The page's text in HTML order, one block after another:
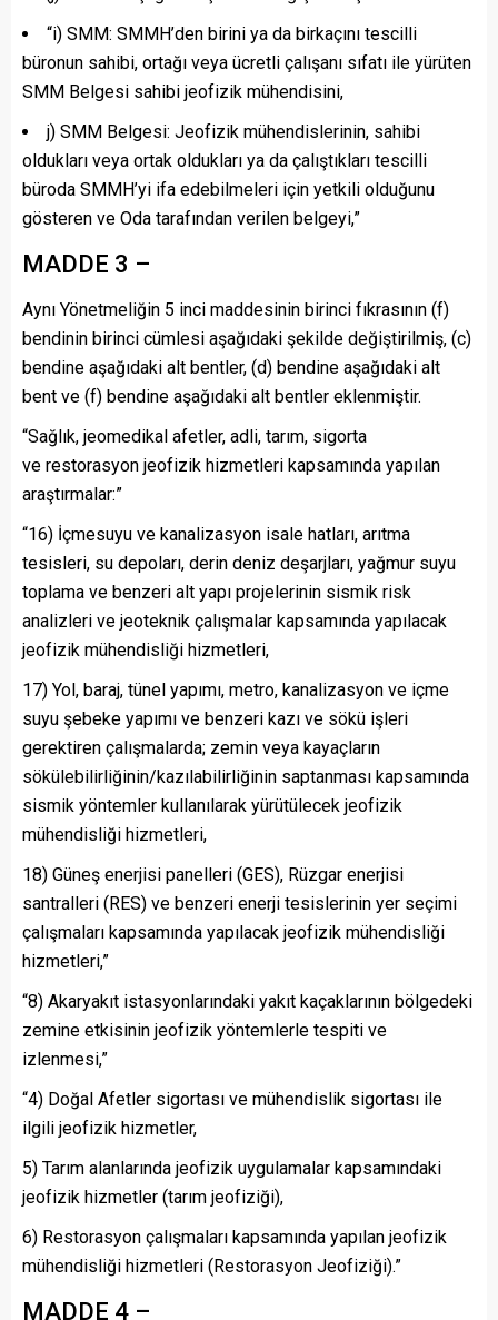
“i) SMM: SMMH’den birini ya da birkaçını tescilli
büronun sahibi, ortağı veya ücretli çalışanı sıfatı ile yürüten
SMM Belgesi sahibi jeofizik mühendisini,
j) SMM Belgesi: Jeofizik mühendislerinin, sahibi
oldukları veya ortak oldukları ya da çalıştıkları tescilli
büroda SMMH’yi ifa edebilmeleri için yetkili olduğunu
gösteren ve Oda tarafından verilen belgeyi,”
MADDE 3 –
Aynı Yönetmeliğin 5 inci maddesinin birinci fıkrasının (f)
bendinin birinci cümlesi aşağıdaki şekilde değiştirilmiş, (c)
bendine aşağıdaki alt bentler, (d) bendine aşağıdaki alt
bent ve (f) bendine aşağıdaki alt bentler eklenmiştir.
“Sağlık, jeomedikal afetler, adli, tarım, sigorta
ve restorasyon jeofizik hizmetleri kapsamında yapılan
araştırmalar:”
“16) İçmesuyu ve kanalizasyon isale hatları, arıtma
tesisleri, su depoları, derin deniz deşarjları, yağmur suyu
toplama ve benzeri alt yapı projelerinin sismik risk
analizleri ve jeoteknik çalışmalar kapsamında yapılacak
jeofizik mühendisliği hizmetleri,
17) Yol, baraj, tünel yapımı, metro, kanalizasyon ve içme
suyu şebeke yapımı ve benzeri kazı ve sökü işleri
gerektiren çalışmalarda; zemin veya kayaçların
sökülebilirliğinin/kazılabilirliğinin saptanması kapsamında
sismik yöntemler kullanılarak yürütülecek jeofizik
mühendisliği hizmetleri,
18) Güneş enerjisi panelleri (GES), Rüzgar enerjisi
santralleri (RES) ve benzeri enerji tesislerinin yer seçimi
çalışmaları kapsamında yapılacak jeofizik mühendisliği
hizmetleri,”
“8) Akaryakıt istasyonlarındaki yakıt kaçaklarının bölgedeki
zemine etkisinin jeofizik yöntemlerle tespiti ve
izlenmesi,”
“4) Doğal Afetler sigortası ve mühendislik sigortası ile
ilgili jeofizik hizmetler,
5) Tarım alanlarında jeofizik uygulamalar kapsamındaki
jeofizik hizmetler (tarım jeofiziği),
6) Restorasyon çalışmaları kapsamında yapılan jeofizik
mühendisliği hizmetleri (Restorasyon Jeofiziği).”
MADDE 4 –